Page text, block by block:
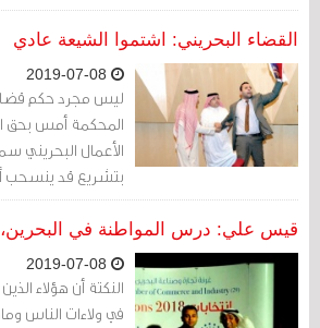
السب والتحريض
الشيعية
القضاء البحريني: اشتموا الشيعة عادي
ليس مجرد حكم
المحكمة أمس بحق
الأعمال البحريني
بتشريع قد ينسحب
الشيعية، دون
قيس علي: درس المواطنة في
النكتة أن هؤلاء
في ولاءات الناس